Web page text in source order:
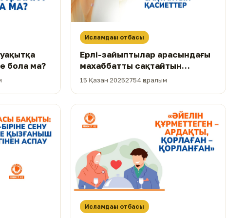
бола ма?
Исламдағы отбасы
Ерлі-зайыптылар арасындағы
махаббатты сақтайтын
қасиеттер
15 Қазан 20252754 қаралым
Исламдағы отбасы